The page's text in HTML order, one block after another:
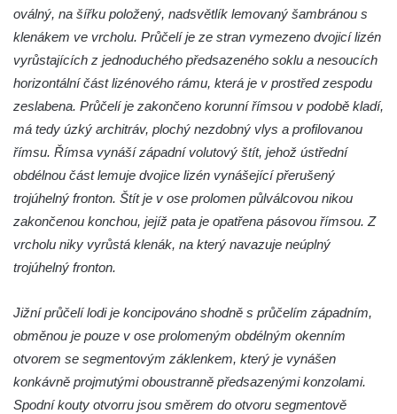
brána
Křížová cesta Římov – XI. kaple – Ježíš
haněn a tupen
Křížová cesta Římov – X. kaple – U
Cedronu
Křížová cesta Římov – IX. kaple – U
chromého žida
Křížová cesta Římov – VII. kaple – Políbení
Jidášovo
hora (Getsemanská zahrada)
Křížová cesta Římov – V. kaple – Smutná
duše
Křížová cesta Římov – IV. kaple – Pustá ves
oválný, na šířku položený, nadsvětlík lemovaný šambránou s
klenákem ve vrcholu. Průčelí je ze stran vymezeno dvojicí lizén
vyrůstajících z jednoduchého předsazeného soklu a nesoucích
horizontální část lizénového rámu, která je v prostřed zespodu
zeslabena. Průčelí je zakončeno korunní římsou v podobě kladí,
má tedy úzký architráv, plochý nezdobný vlys a profilovanou
římsu. Římsa vynáší západní volutový štít, jehož ústřední
obdélnou část lemuje dvojice lizén vynášející přerušený
trojúhelný fronton. Štít je v ose prolomen půlválcovou nikou
zakončenou konchou, jejíž pata je opatřena pásovou římsou. Z
vrcholu niky vyrůstá klenák, na který navazuje neúplný
trojúhelný fronton.
Jižní průčelí lodi je koncipováno shodně s průčelím západním,
obměnou je pouze v ose prolomeným obdélným okenním
otvorem se segmentovým záklenkem, který je vynášen
konkávně projmutými oboustranně předsazenými konzolami.
Spodní kouty otvorru jsou směrem do otvoru segmentově